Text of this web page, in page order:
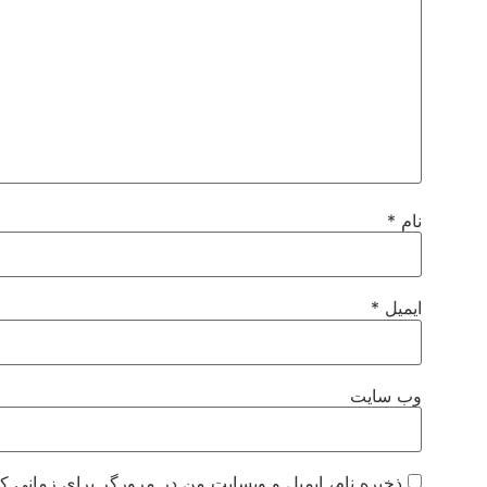
نام *
ایمیل *
وب‌ سایت